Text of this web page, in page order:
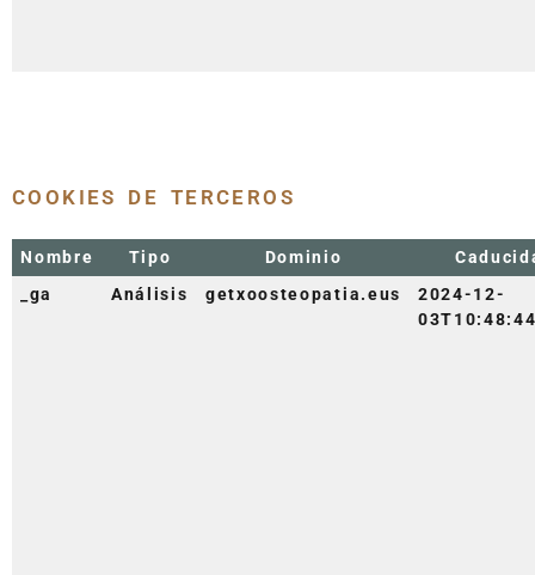
COOKIES DE TERCEROS
Nombre Tipo Dominio
_ga
Análisis getxoosteopatia.eus
2024-12-